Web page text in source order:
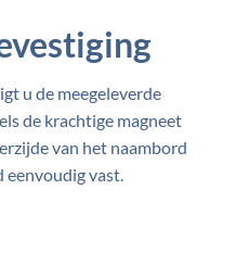
u de meegeleverde
de krachtige magneet
van het naambord
vast.